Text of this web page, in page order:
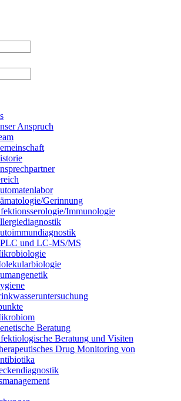
Anspruch
Gerinnung
Immunologie
und LC-MS/MS
Beratung
Beratung und Visiten
Drug Monitoring von